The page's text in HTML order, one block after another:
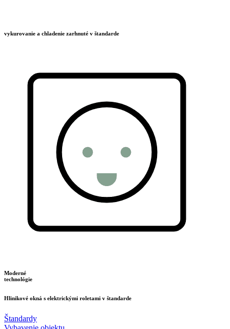
vykurovanie a chladenie zarhnuté v štandarde
Moderné
technológie
Hlinikové okná s elektrickými roletami v štandarde
Štandardy